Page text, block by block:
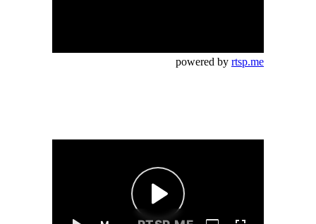
powered by rtsp.me